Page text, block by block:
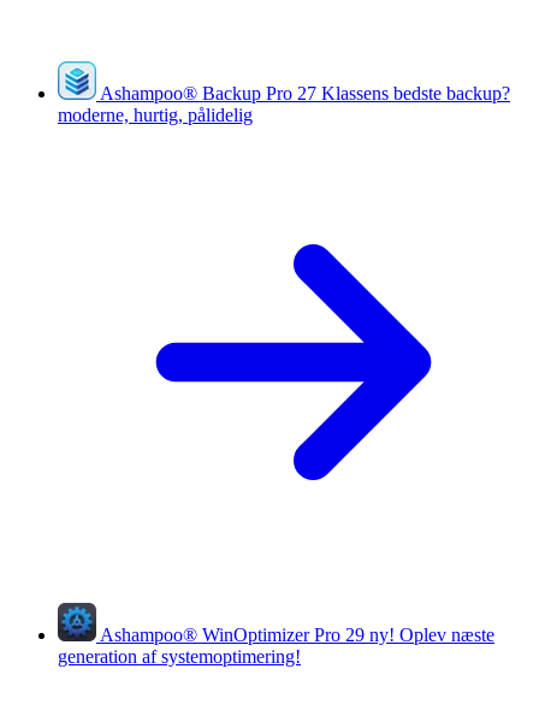
Ashampoo® Backup Pro 27 Klassens bedste backup?
moderne, hurtig, pålidelig
Ashampoo® WinOptimizer Pro 29 ny! Oplev næste
generation af systemoptimering!